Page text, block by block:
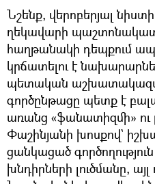
Նշենք, վերոբերյալ
ղեկավարի
հաղթանակի դեպքում
կրճատելու է
պետական
գործընթացը պետք է
առանց «ֆանատիզմի» ու
Փաշինյանի խոսքով`
ցանկացած գործողություն
խնդիրների լուծմանը,